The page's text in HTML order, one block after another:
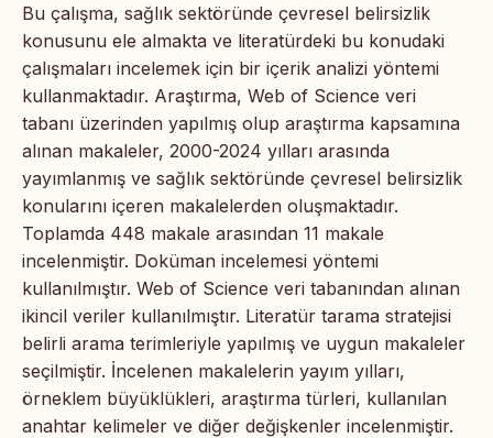
Bu çalışma, sağlık sektöründe çevresel belirsizlik
konusunu ele almakta ve literatürdeki bu konudaki
çalışmaları incelemek için bir içerik analizi yöntemi
kullanmaktadır. Araştırma, Web of Science veri
tabanı üzerinden yapılmış olup araştırma kapsamına
alınan makaleler, 2000-2024 yılları arasında
yayımlanmış ve sağlık sektöründe çevresel belirsizlik
konularını içeren makalelerden oluşmaktadır.
Toplamda 448 makale arasından 11 makale
incelenmiştir. Doküman incelemesi yöntemi
kullanılmıştır. Web of Science veri tabanından alınan
ikincil veriler kullanılmıştır. Literatür tarama stratejisi
belirli arama terimleriyle yapılmış ve uygun makaleler
seçilmiştir. İncelenen makalelerin yayım yılları,
örneklem büyüklükleri, araştırma türleri, kullanılan
anahtar kelimeler ve diğer değişkenler incelenmiştir.